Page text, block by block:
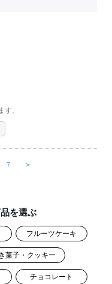
す。
7 ＞
を選ぶ
フルーツケーキ
菓子・クッキー
チョコレート